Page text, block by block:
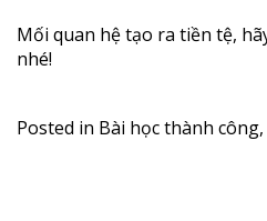
Mối quan hệ tạo ra tiền tệ,
nhé!
Posted in Bài học thành công,